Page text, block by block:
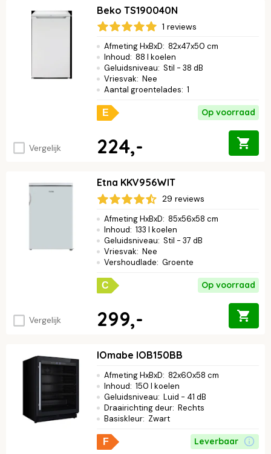
Vergelijk
Beko TS190040N
1 reviews
Afmeting HxBxD: 82x47x50 cm
Inhoud: 88 l koelen
Geluidsniveau: Stil - 38 dB
Vriesvak: Nee
Aantal groentelades: 1
E Op voorraad
224,-
Vergelijk
Etna KKV956WIT
29 reviews
Afmeting HxBxD: 85x56x58 cm
Inhoud: 133 l koelen
Geluidsniveau: Stil - 37 dB
Vriesvak: Nee
Vershoudlade: Groente
C Op voorraad
299,-
IOmabe IOB150BB
Afmeting HxBxD: 82x60x58 cm
Inhoud: 150 l koelen
Geluidsniveau: Luid - 41 dB
Draairichting deur: Rechts
Basiskleur: Zwart
F Leverbaar